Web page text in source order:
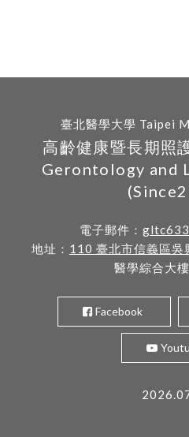
臺北醫學大學 Taipei
高齡健康暨長期照
Gerontology and
電子郵件：
地址： 110 臺北市信義區吳
醫學綜合大
Facebook